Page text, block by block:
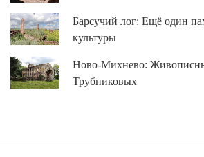
Барсучий лог: Ещё один
культуры
Ново-Михнево:
Трубниковых